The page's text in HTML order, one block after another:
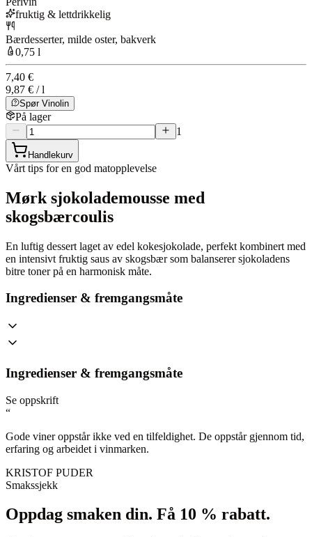
fruktig & lettdrikkelig
Bærdesserter, milde oster, bakverk
0,75 l
7,40 €
9,87 € / l
Spør Vinolin
På lager
1
Handlekurv
Vårt tips for en god matopplevelse
Mørk sjokolademousse med
skogsbærcoulis
En luftig dessert laget av edel kokesjokolade, perfekt kombinert med
en intensivt fruktig saus av skogsbær som balanserer sjokoladens
bitre toner på en harmonisk måte.
Ingredienser & fremgangsmåte
Ingredienser & fremgangsmåte
Se oppskrift
“
Gode viner oppstår ikke ved en tilfeldighet. De oppstår gjennom tid,
erfaring og arbeidet i vinmarken.
KRISTOF PUDER
Smakssjekk
Oppdag smaken din. Få 10 % rabatt.